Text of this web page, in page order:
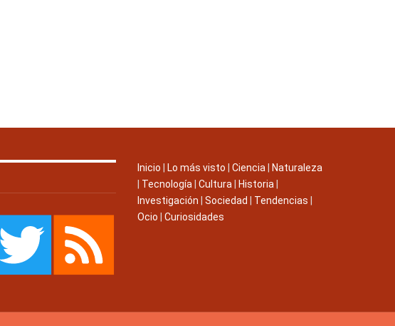
Inicio Lo más visto Ciencia
Naturaleza
Tecnología Cultura Historia
Investigación
Sociedad Tendencias
Ocio
Curiosidades